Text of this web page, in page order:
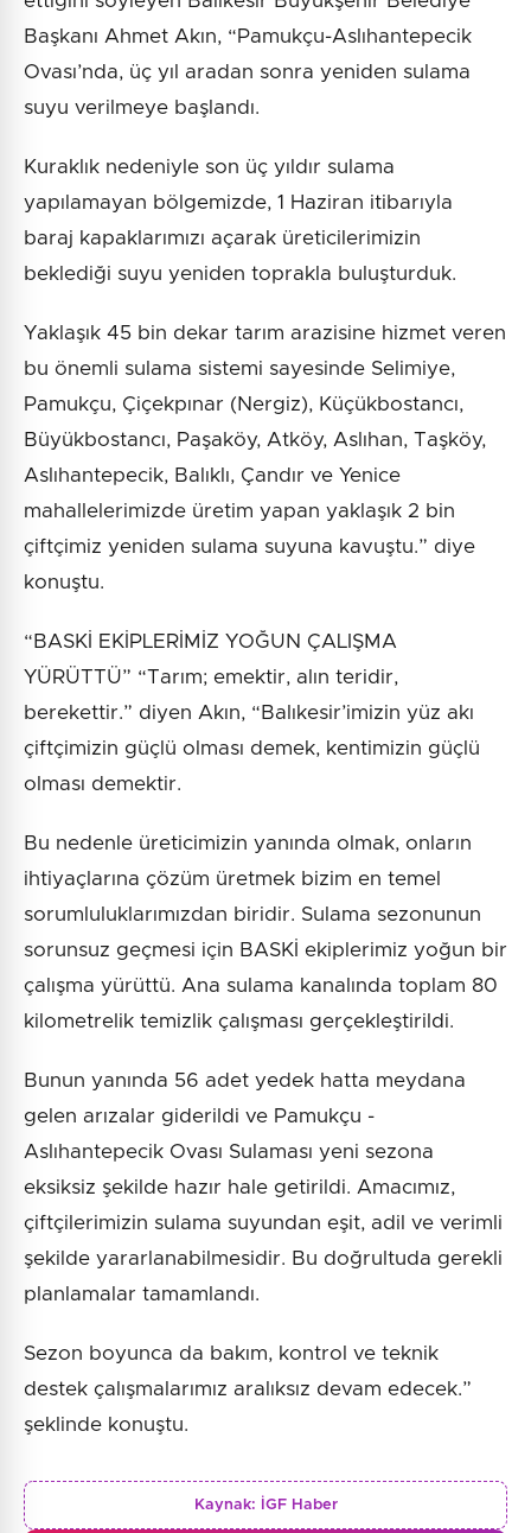
Başkanı Ahmet Akın, “Pamukçu-Aslıhantepecik
Ovası’nda, üç yıl aradan sonra yeniden sulama
suyu verilmeye başlandı.
Kuraklık nedeniyle son üç yıldır sulama
yapılamayan bölgemizde, 1 Haziran itibarıyla
baraj kapaklarımızı açarak üreticilerimizin
beklediği suyu yeniden toprakla buluşturduk.
Yaklaşık 45 bin dekar tarım arazisine hizmet veren
bu önemli sulama sistemi sayesinde Selimiye,
Pamukçu, Çiçekpınar (Nergiz), Küçükbostancı,
Büyükbostancı, Paşaköy, Atköy, Aslıhan, Taşköy,
Aslıhantepecik, Balıklı, Çandır ve Yenice
mahallelerimizde üretim yapan yaklaşık 2 bin
çiftçimiz yeniden sulama suyuna kavuştu.” diye
konuştu.
“BASKİ EKİPLERİMİZ YOĞUN ÇALIŞMA
YÜRÜTTÜ” “Tarım; emektir, alın teridir,
berekettir.” diyen Akın, “Balıkesir’imizin yüz akı
çiftçimizin güçlü olması demek, kentimizin güçlü
olması demektir.
Bu nedenle üreticimizin yanında olmak, onların
ihtiyaçlarına çözüm üretmek bizim en temel
sorumluluklarımızdan biridir. Sulama sezonunun
sorunsuz geçmesi için BASKİ ekiplerimiz yoğun bir
çalışma yürüttü. Ana sulama kanalında toplam 80
kilometrelik temizlik çalışması gerçekleştirildi.
Bunun yanında 56 adet yedek hatta meydana
gelen arızalar giderildi ve Pamukçu -
Aslıhantepecik Ovası Sulaması yeni sezona
eksiksiz şekilde hazır hale getirildi. Amacımız,
çiftçilerimizin sulama suyundan eşit, adil ve verimli
şekilde yararlanabilmesidir. Bu doğrultuda gerekli
planlamalar tamamlandı.
Sezon boyunca da bakım, kontrol ve teknik
destek çalışmalarımız aralıksız devam edecek.”
şeklinde konuştu.
Kaynak: İGF Haber